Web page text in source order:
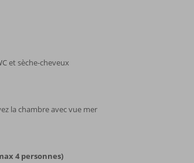
et sèche-cheveux
la chambre avec vue mer
4 personnes)